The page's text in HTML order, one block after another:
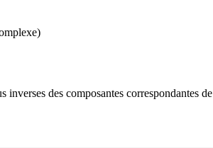
inverses des composantes correspondantes de